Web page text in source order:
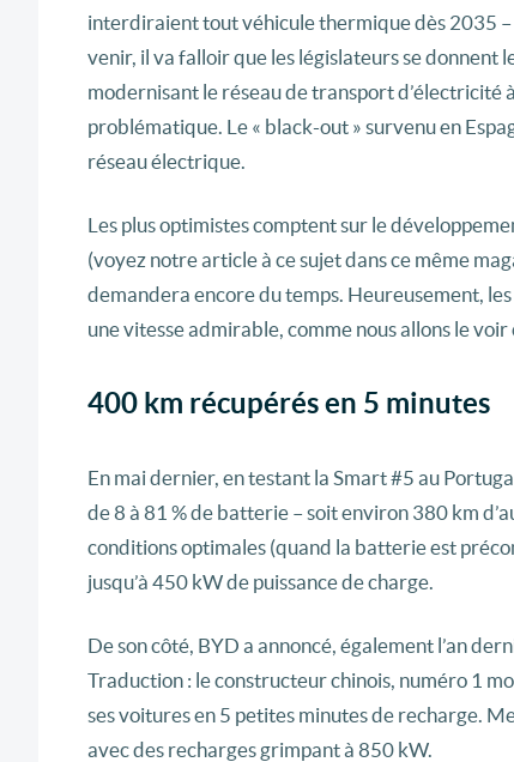
interdiraient tout véhicule thermique dès 2035 –
venir, il va falloir que les législateurs se donnent
modernisant le réseau de transport d’électricité
problématique. Le « black-out » survenu en
réseau électrique.
Les plus optimistes comptent sur le
(voyez notre article à ce sujet dans ce même
demandera encore du temps. Heureusement,
une vitesse admirable, comme nous allons le voir
400 km récupérés en 5 minutes
En mai dernier, en testant la Smart #5 au
de 8 à 81 % de batterie – soit environ 380 km
conditions optimales (quand la batterie est
jusqu’à 450 kW de puissance de charge.
De son côté, BYD a annoncé, également l’an
Traduction : le constructeur chinois, numéro 1
ses voitures en 5 petites minutes de recharge.
avec des recharges grimpant à 850 kW.